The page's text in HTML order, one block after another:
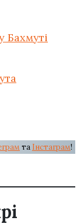
Бахмуті
та Інстаграм!